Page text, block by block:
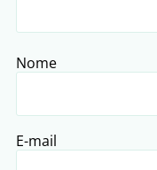
Nome
E-mail